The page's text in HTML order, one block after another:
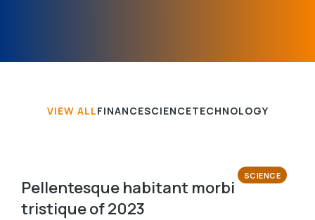
VIEW ALLFINANCESCIENCETECHNOLOGY
SCIENCE
Pellentesque habitant morbi
tristique of 2023